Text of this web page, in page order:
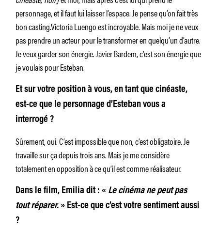
personnage, et il faut lui laisser l’espace. Je pense qu’on fait très
bon casting.Victoria Luengo est incroyable. Mais moi je ne veux
pas prendre un acteur pour le transformer en quelqu’un d’autre.
Je veux garder son énergie. Javier Bardem, c’est son énergie que
je voulais pour Esteban.
Et sur votre position à vous, en tant que cinéaste,
est-ce que le personnage d’Esteban vous a
interrogé ?
Sûrement, oui. C’est impossible que non, c’est obligatoire. Je
travaille sur ça depuis trois ans. Mais je me considère
totalement en opposition à ce qu’il est comme réalisateur.
Dans le film, Emilia dit : « Le cinéma ne peut pas
tout réparer. » Est-ce que c’est votre sentiment aussi
?